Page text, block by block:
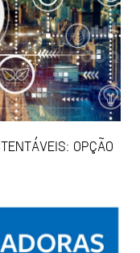
OPÇÃO